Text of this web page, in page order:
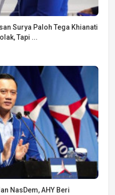
Surya Paloh Tega Khianati
Tapi ...
NasDem, AHY Beri